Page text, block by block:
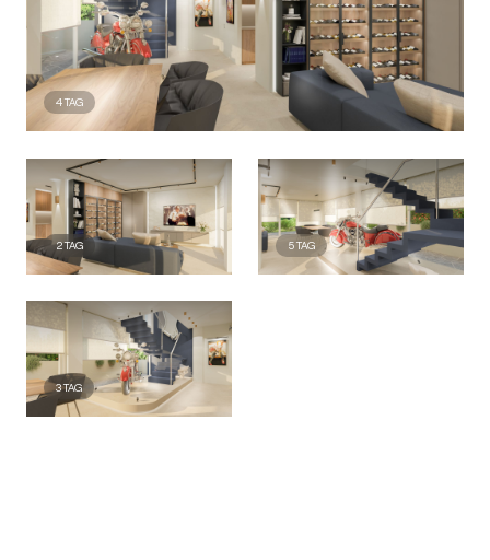
4TAG
2TAG
3TAG
5TAG